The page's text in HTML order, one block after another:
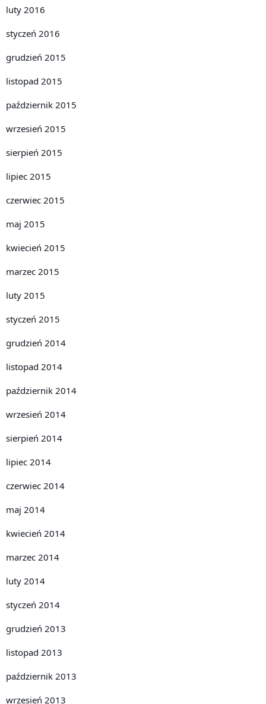
luty 2016
styczeń 2016
grudzień 2015
listopad 2015
październik 2015
wrzesień 2015
sierpień 2015
lipiec 2015
czerwiec 2015
maj 2015
kwiecień 2015
marzec 2015
luty 2015
styczeń 2015
grudzień 2014
listopad 2014
październik 2014
wrzesień 2014
sierpień 2014
lipiec 2014
czerwiec 2014
maj 2014
kwiecień 2014
marzec 2014
luty 2014
styczeń 2014
grudzień 2013
listopad 2013
październik 2013
wrzesień 2013